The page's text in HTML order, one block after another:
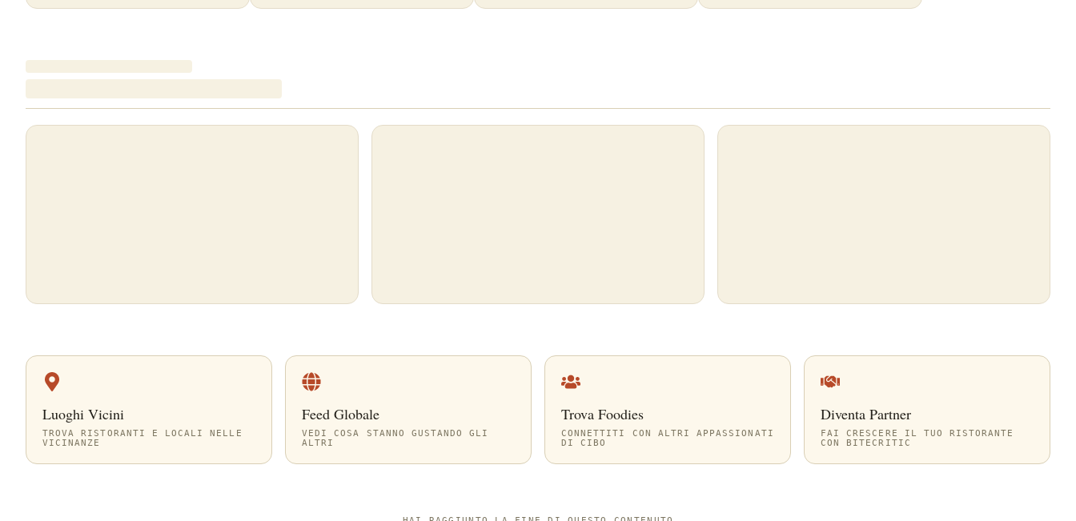
Luoghi Vicini
TROVA RISTORANTI E LOCALI NELLE
VICINANZE
Feed Globale
VEDI COSA STANNO GUSTANDO GLI
ALTRI
Trova Foodies
CONNETTITI CON ALTRI APPASSIONATI
DI CIBO
Diventa Partner
FAI CRESCERE IL TUO RISTORANTE
CON BITECRITIC